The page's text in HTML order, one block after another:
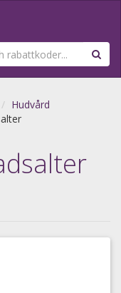
Hudvård